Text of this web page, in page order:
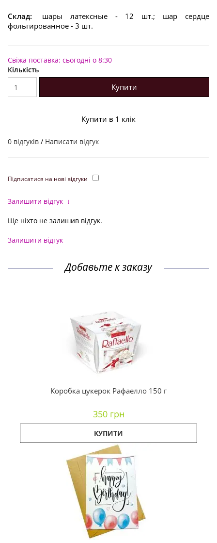
Склад:
шары латексные - 12 шт.; шар сердце
фольгированное - 3 шт.
Свіжа поставка: сьогодні о 8:30
Кількість
Купити
Купити в 1 клік
0 відгуків / Написати відгук
Підписатися на нові відгуки
Залишити відгук ↓
Ще ніхто не залишив відгук.
Залишити відгук
Добавьте к заказу
Коробка цукерок Рафаелло 150 г
350 грн
КУПИТИ